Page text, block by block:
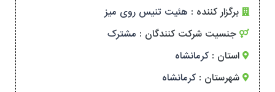
برگزار کننده : هئیت تنیس روی میز
جنسیت شرکت کنندگان : مشترک
استان : کرمانشاه
شهرستان : کرمانشاه